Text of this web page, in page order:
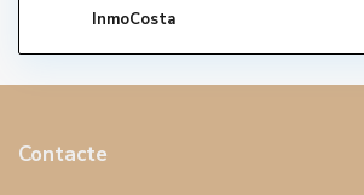
InmoCosta
Contacte